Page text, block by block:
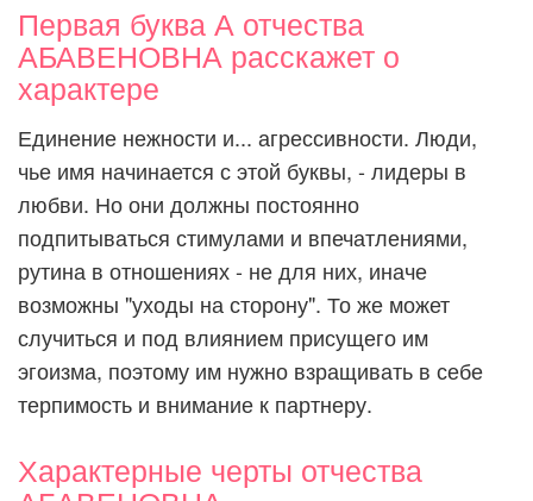
Первая буква А отчества
АБАВЕНОВНА расскажет о
характере
Единение нежности и... агрессивности. Люди,
чье имя начинается с этой буквы, - лидеры в
любви. Но они должны постоянно
подпитываться стимулами и впечатлениями,
рутина в отношениях - не для них, иначе
возможны "уходы на сторону". То же может
случиться и под влиянием присущего им
эгоизма, поэтому им нужно взращивать в себе
терпимость и внимание к партнеру.
Характерные черты отчества